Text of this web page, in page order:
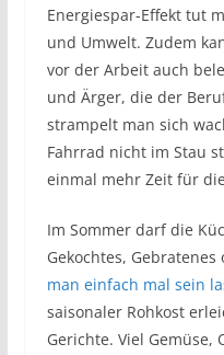
Energiespar-Effekt tut
und Umwelt. Zudem
vor der Arbeit auch
und Ärger, die der
strampelt man sich
Fahrrad nicht im Stau
einmal mehr Zeit für
Im Sommer darf die
Gekochtes,
man einfach mal sein
saisonaler Rohkost
Gerichte. Viel Gemüse,